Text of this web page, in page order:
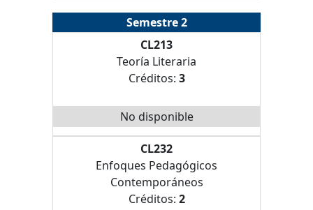
Semestre 2
CL213
Teoría Literaria
Créditos: 3
No disponible
CL232
Enfoques Pedagógicos
Contemporáneos
Créditos: 2